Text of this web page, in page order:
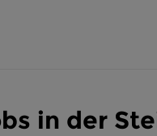
in der